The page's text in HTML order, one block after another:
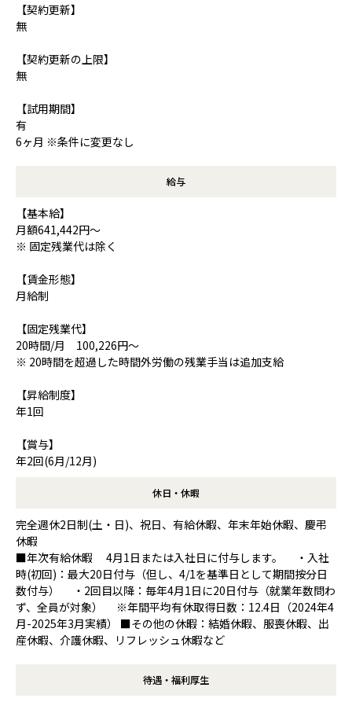
【契約更新】
無
【契約更新の上限】
無
【試用期間】
有
6ヶ月 ※条件に変更なし
給与
【基本給】
月額641,442円～
※ 固定残業代は除く
【賃金形態】
月給制
【固定残業代】
20時間/月 100,226円～
※ 20時間を超過した時間外労働の残業手当は追加支給
【昇給制度】
年1回
【賞与】
年2回(6月/12月)
休日・休暇
完全週休2日制(土・日)、祝日、有給休暇、年末年始休暇、慶弔
休暇
■年次有給休暇 4月1日または入社日に付与します。 ・入社
時(初回)：最大20日付与（但し、4/1を基準日として期間按分日
数付与） ・2回目以降：毎年4月1日に20日付与（就業年数問わ
ず、全員が対象） ※年間平均有休取得日数：12.4日（2024年4
月-2025年3月実績） ■その他の休暇：結婚休暇、服喪休暇、出
産休暇、介護休暇、リフレッシュ休暇など
待遇・福利厚生